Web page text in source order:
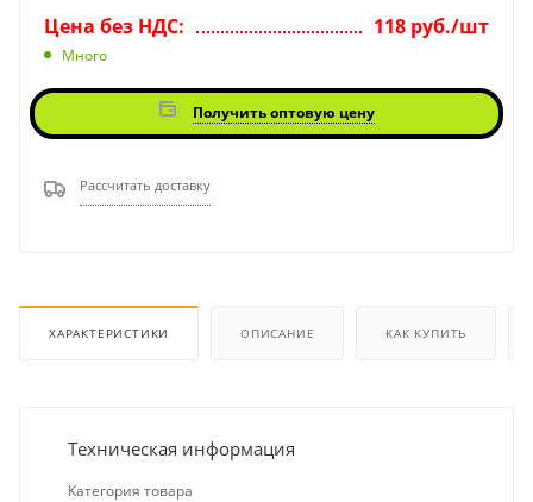
Цена без НДС: 118 руб./шт
Много
Получить оптовую цену
Рассчитать доставку
ХАРАКТЕРИСТИКИ ОПИСАНИЕ КАК КУПИТЬ
Техническая информация
Категория товара